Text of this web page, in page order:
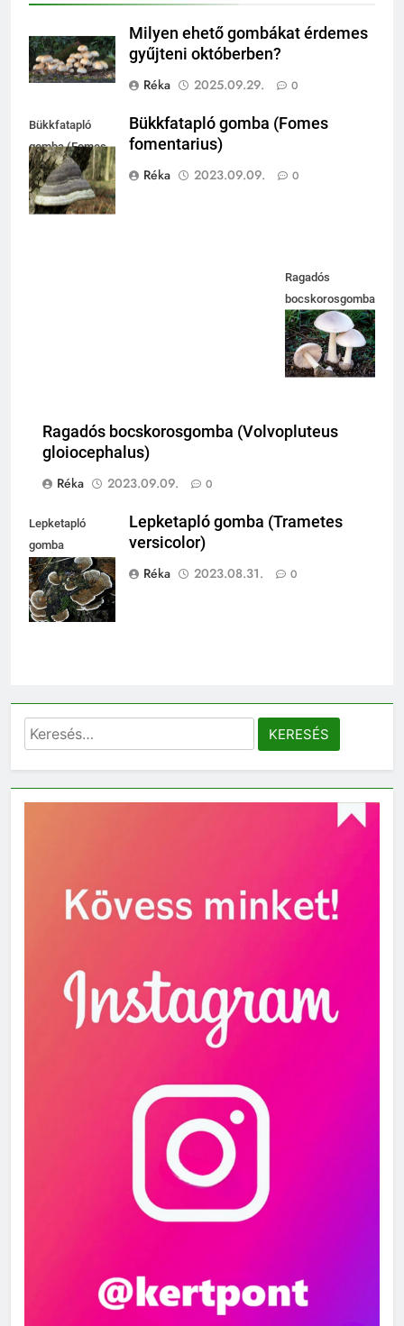
Milyen ehető gombákat érdemes
gyűjteni októberben?
Réka
2025.09.29. 0
Bükkfatapló
gomba (Fomes
fomentariu
Bükkfatapló gomba (Fomes
fomentarius)
Réka
2023.09.09. 0
Ragadós
bocskorosgomba
(Volvoluteus
gloiocephalus)
Ragadós bocskorosgomba (Volvopluteus
gloiocephalus)
Réka
2023.09.09. 0
Lepketapló
gomba
(Trametes
versicolor)
Lepketapló gomba (Trametes
versicolor)
Réka
2023.08.31. 0
Keresés: